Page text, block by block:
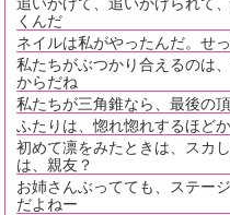
くんだ
ネイルは私がやったんだ。せ
私たちがぶつかり合えるのは
からだね
私たちが三角錐なら、最後の
ふたりは、惚れ惚れするほど
初めて凛をみたときは、スカ
は、親友？
お姉さんぶってても、ステー
だよねー